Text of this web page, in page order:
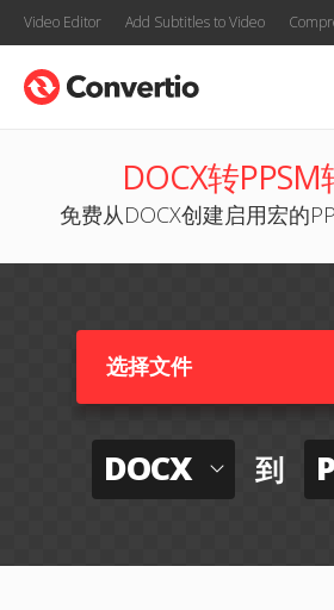
Video Editor Add Subtitles to Video
DOCX转
免费从DOCX创建启用宏的
选择文件
DOCX 到